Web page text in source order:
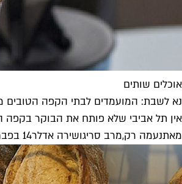
אוכלים שותים
נא לשבת: המועמדים לבתי הקפה הטובים
אין תל אביבי שלא פותח את הבוקר בקפה
מאתנעמה רק,מרב סריגושירה אדלר14 בפברואר 2017